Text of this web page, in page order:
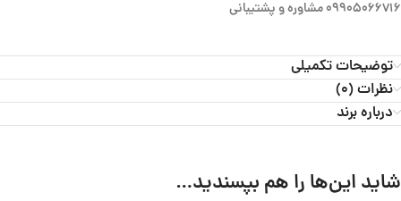
09905066716 مشاوره و پشتیبانی
توضیحات تکمیلی
نظرات (0)
درباره برند
شاید این‌ها را هم بپسندید…